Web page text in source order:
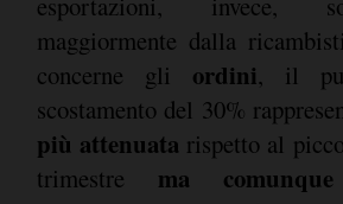
maggiormente dalla
concerne gli ordini, il
scostamento del 30%
più attenuata rispetto al
trimestre ma comunque